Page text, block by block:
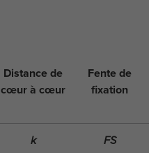
Distance de
cœur à cœur
Fente de
fixation
k FS